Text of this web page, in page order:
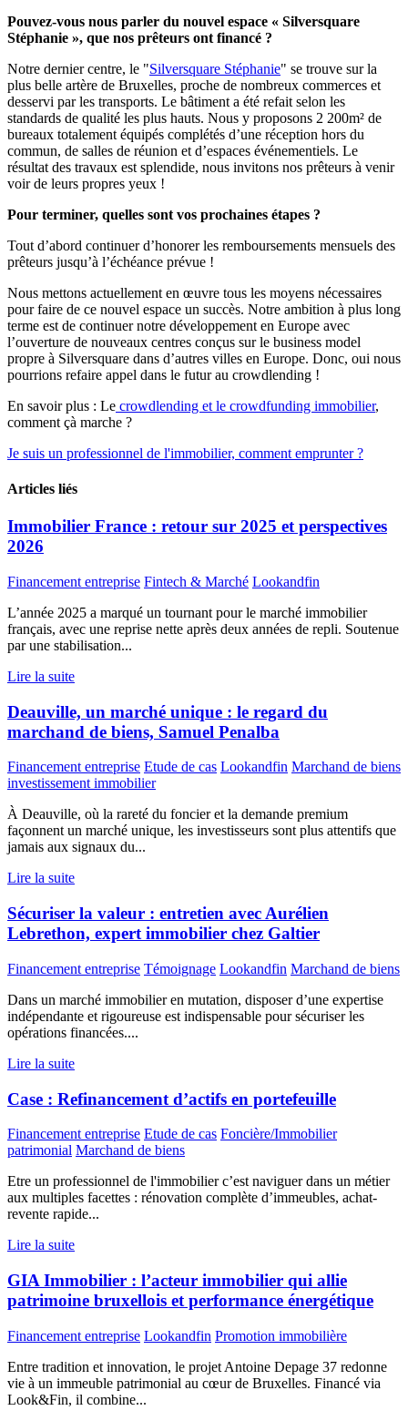
Pouvez-vous nous parler du nouvel espace « Silversquare
Stéphanie », que nos prêteurs ont financé ?
Notre dernier centre, le "Silversquare Stéphanie" se trouve sur la
plus belle artère de Bruxelles, proche de nombreux commerces et
desservi par les transports. Le bâtiment a été refait selon les
standards de qualité les plus hauts. Nous y proposons 2 200m² de
bureaux totalement équipés complétés d’une réception hors du
commun, de salles de réunion et d’espaces événementiels. Le
résultat des travaux est splendide, nous invitons nos prêteurs à venir
voir de leurs propres yeux !
Pour terminer, quelles sont vos prochaines étapes ?
Tout d’abord continuer d’honorer les remboursements mensuels des
prêteurs jusqu’à l’échéance prévue !
Nous mettons actuellement en œuvre tous les moyens nécessaires
pour faire de ce nouvel espace un succès. Notre ambition à plus long
terme est de continuer notre développement en Europe avec
l’ouverture de nouveaux centres conçus sur le business model
propre à Silversquare dans d’autres villes en Europe. Donc, oui nous
pourrions refaire appel dans le futur au crowdlending !
En savoir plus : Le crowdlending et le crowdfunding immobilier,
comment çà marche ?
Je suis un professionnel de l'immobilier, comment emprunter ?
Articles liés
Immobilier France : retour sur 2025 et perspectives
2026
Financement entreprise Fintech & Marché Lookandfin
L’année 2025 a marqué un tournant pour le marché immobilier
français, avec une reprise nette après deux années de repli. Soutenue
par une stabilisation...
Lire la suite
Deauville, un marché unique : le regard du
marchand de biens, Samuel Penalba
Financement entreprise Etude de cas Lookandfin Marchand de biens
investissement immobilier
À Deauville, où la rareté du foncier et la demande premium
façonnent un marché unique, les investisseurs sont plus attentifs que
jamais aux signaux du...
Lire la suite
Sécuriser la valeur : entretien avec Aurélien
Lebrethon, expert immobilier chez Galtier
Financement entreprise Témoignage Lookandfin Marchand de biens
Dans un marché immobilier en mutation, disposer d’une expertise
indépendante et rigoureuse est indispensable pour sécuriser les
opérations financées....
Lire la suite
Case : Refinancement d’actifs en portefeuille
Financement entreprise Etude de cas Foncière/Immobilier
patrimonial Marchand de biens
Etre un professionnel de l'immobilier c’est naviguer dans un métier
aux multiples facettes : rénovation complète d’immeubles, achat-
revente rapide...
Lire la suite
GIA Immobilier : l’acteur immobilier qui allie
patrimoine bruxellois et performance énergétique
Financement entreprise Lookandfin Promotion immobilière
Entre tradition et innovation, le projet Antoine Depage 37 redonne
vie à un immeuble patrimonial au cœur de Bruxelles. Financé via
Look&Fin, il combine...